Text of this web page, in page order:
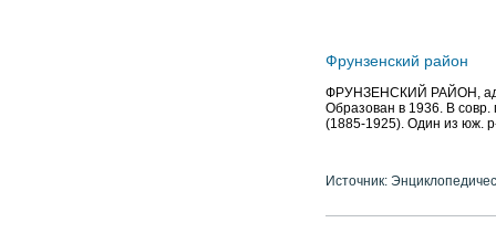
Фрунзенский район
ФРУНЗЕНСКИЙ РАЙОН,
Образован в 1936. В совр.
(1885-1925). Один из юж.
Источник: